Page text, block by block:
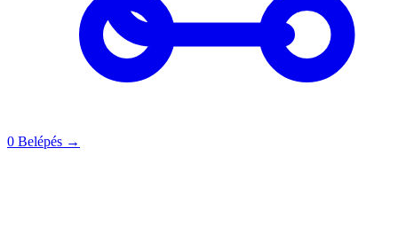
0 Belépés →